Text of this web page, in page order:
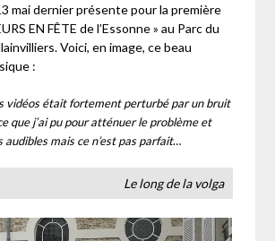
mai dernier présente pour la première
EN FÊTE de l’Essonne » au Parc du
Voici, en image, ce beau
:
vidéos était fortement perturbé par un bruit
que j’ai pu pour atténuer le problème et
audibles mais ce n’est pas parfait…
Le long de la volga